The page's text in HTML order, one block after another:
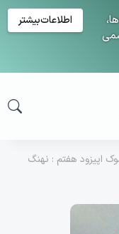
اطلاعات‌بیشتر
اپیزود هفتم : نهنگ